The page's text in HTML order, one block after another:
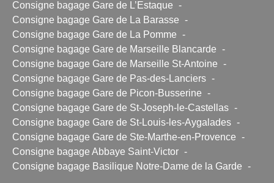
Consigne bagage Gare de L’Estaque
-
Consigne bagage Gare de La Barasse
-
Consigne bagage Gare de La Pomme
-
Consigne bagage Gare de Marseille Blancarde
-
Consigne bagage Gare de Marseille St-Antoine
-
Consigne bagage Gare de Pas-des-Lanciers -
Consigne bagage Gare de Picon-Busserine
-
Consigne bagage Gare de St-Joseph-le-Castellas -
Consigne bagage Gare de St-Louis-les-Aygalades -
Consigne bagage Gare de Ste-Marthe-en-Provence
-
Consigne bagage Abbaye Saint-Victor -
Consigne bagage Basilique Notre-Dame de la Garde
-